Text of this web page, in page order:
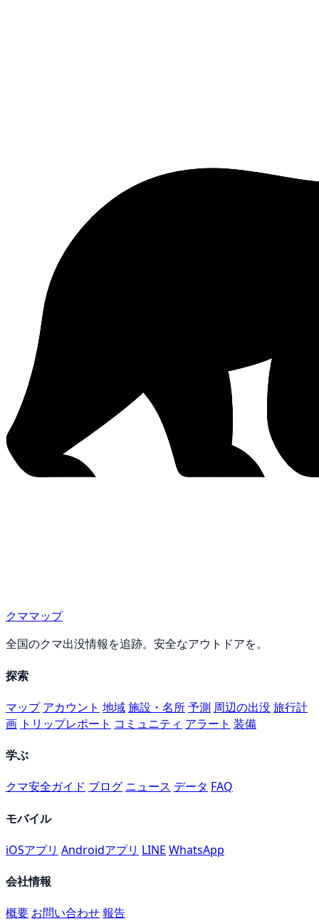
クママップ
全国のクマ出没情報を追跡。安全なアウトドアを。
探索
マップ アカウント 地域施設・名所予測 周辺の出没旅行計
画 トリップレポート コミュニティ アラート 装備
学ぶ
クマ安全ガイド ブログ ニュース データ FAQ
モバイル
iOSアプリ Androidアプリ LINE WhatsApp
会社情報
概要 お問い合わせ報告